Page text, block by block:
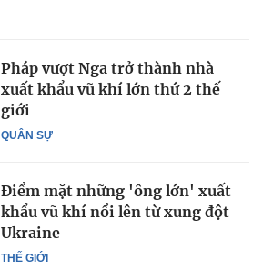
QUÂN SỰ
Pháp vượt Nga trở thành nhà
xuất khẩu vũ khí lớn thứ 2 thế
giới
THẾ GIỚI
Điểm mặt những 'ông lớn' xuất
khẩu vũ khí nổi lên từ xung đột
Ukraine